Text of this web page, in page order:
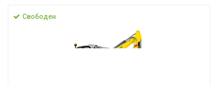
Свободен